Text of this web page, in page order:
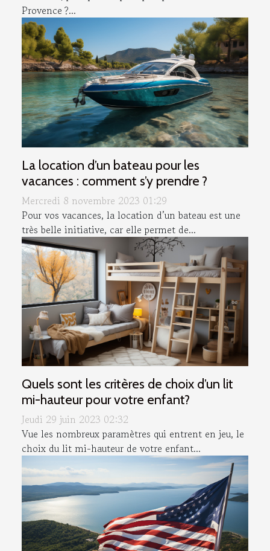
Provence ?...
La location d’un bateau pour les
vacances : comment s’y prendre ?
Mercredi 8 novembre 2023 01:29
Pour vos vacances, la location d’un bateau est une
très belle initiative, car elle permet de...
Quels sont les critères de choix d’un lit
mi-hauteur pour votre enfant?
Jeudi 29 juin 2023 02:32
Vue les nombreux paramètres qui entrent en jeu, le
choix du lit mi-hauteur de votre enfant...